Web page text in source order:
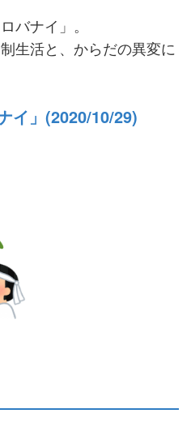
バナイ」。
生活と、からだの異変に
イ」 (2020/10/29)